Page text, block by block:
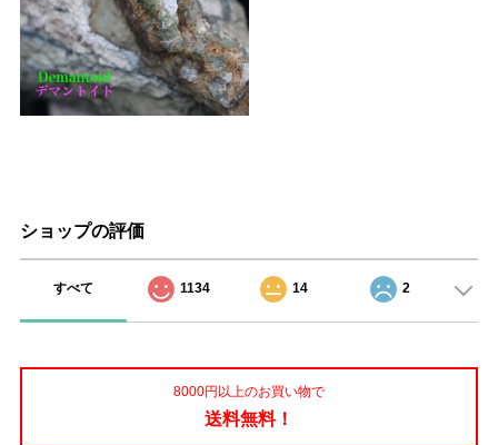
ショップの評価
すべて 1134 14 2
8000円以上のお買い物で
送料無料！